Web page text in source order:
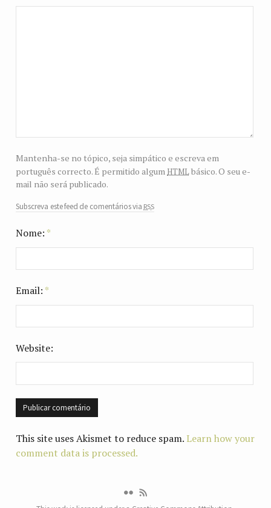
Mantenha-se no tópico, seja simpático e escreva em
português correcto. É permitido algum htmlbásico. O seu e-
mail não será publicado.
Subscreva este feed de comentários via rss
Nome: *
Email: *
Website:
This site uses Akismet to reduce spam. Learn how your
comment data is processed.